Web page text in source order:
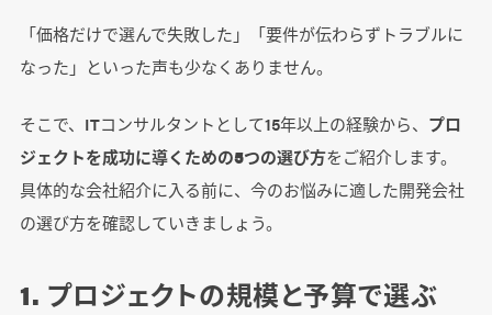
「価格だけで選んで失敗した」「要件が伝わらずトラブルに
なった」といった声も少なくありません。
そこで、ITコンサルタントとして15年以上の経験から、 プロ
ジェクトを成功に導くための5つの選び方をご紹介します。
具体的な会社紹介に入る前に、今のお悩みに適した開発会社
の選び方を確認していきましょう。
1. プロジェクトの規模と予算で選ぶ